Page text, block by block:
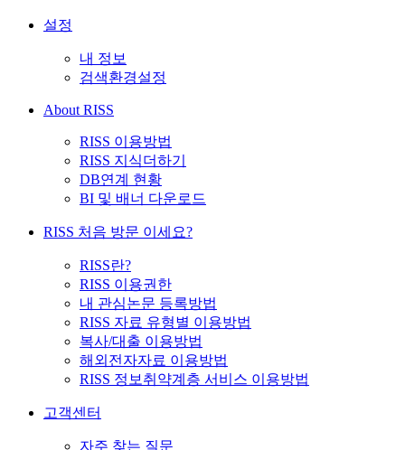
설정
내 정보
검색환경설정
About RISS
RISS 이용방법
RISS 지식더하기
DB연계 현황
BI 및 배너 다운로드
RISS 처음 방문 이세요?
RISS란?
RISS 이용권한
내 관심논문 등록방법
RISS 자료 유형별 이용방법
복사/대출 이용방법
해외전자자료 이용방법
RISS 정보취약계층 서비스 이용방법
고객센터
자주 찾는 질문